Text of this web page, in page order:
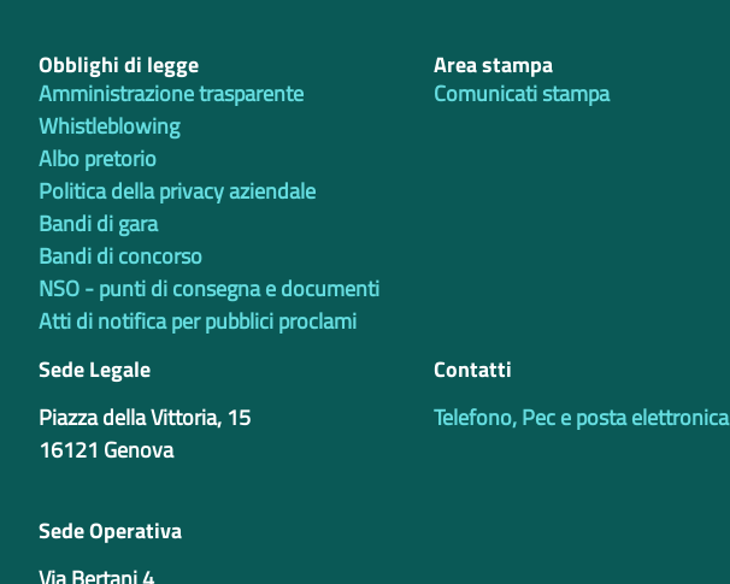
Obblighi di legge
Amministrazione trasparente
Whistleblowing
Albo pretorio
Politica della privacy aziendale
Bandi di gara
Bandi di concorso
NSO - punti di consegna e documenti
Atti di notifica per pubblici proclami
Area stampa
Comunicati stampa
Sede Legale
Piazza della Vittoria, 15
16121 Genova
Sede Operativa
Contatti
Telefono, Pec e posta elettronica